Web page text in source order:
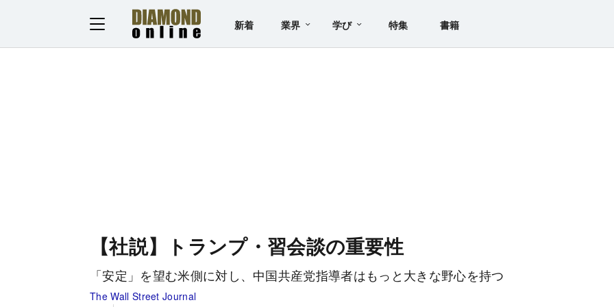
新着 業界 学び 特集 書籍
【社説】トランプ・習会談の重要性
「安定」を望む米側に対し、中国共産党指導者はもっと大きな野心を持つ
The Wall Street Journal